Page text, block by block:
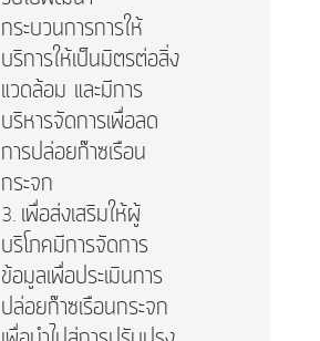
กระบวนการการให้
บริการให้เป็นมิตรต่อสิ่ง
แวดล้อม และมีการ
บริหารจัดการเพื่อลด
การปล่อยก๊าซเรือน
กระจก
เพื่อส่งเสริมให้ผู้
บริโภคมีการจัดการ
ข้อมูลเพื่อประเมินการ
ปล่อยก๊าซเรือนกระจก